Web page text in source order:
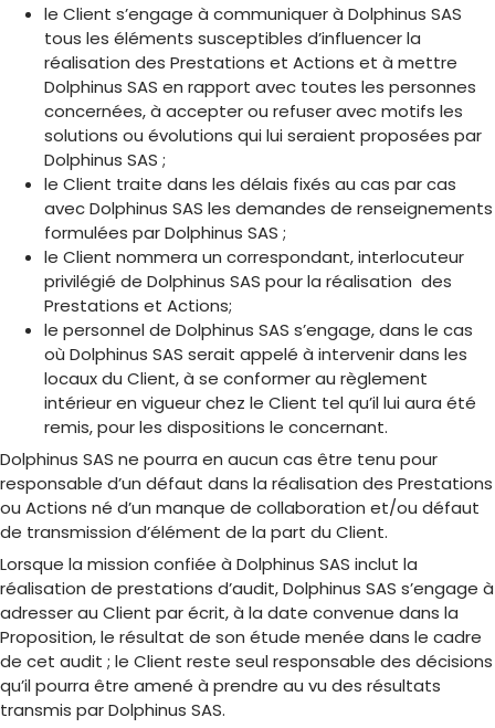
le Client s’engage à communiquer à Dolphinus SAS
tous les éléments susceptibles d’influencer la
réalisation des Prestations et Actions et à mettre
Dolphinus SAS en rapport avec toutes les personnes
concernées, à accepter ou refuser avec motifs les
solutions ou évolutions qui lui seraient proposées par
Dolphinus SAS ;
le Client traite dans les délais fixés au cas par cas
avec Dolphinus SAS les demandes de renseignements
formulées par Dolphinus SAS ;
le Client nommera un correspondant, interlocuteur
privilégié de Dolphinus SAS pour la réalisation des
Prestations et Actions;
le personnel de Dolphinus SAS s’engage, dans le cas
où Dolphinus SAS serait appelé à intervenir dans les
locaux du Client, à se conformer au règlement
intérieur en vigueur chez le Client tel qu’il lui aura été
remis, pour les dispositions le concernant.
Dolphinus SAS ne pourra en aucun cas être tenu pour
responsable d’un défaut dans la réalisation des Prestations
ou Actions né d’un manque de collaboration et/ou défaut
de transmission d’élément de la part du Client.
Lorsque la mission confiée à Dolphinus SAS inclut la
réalisation de prestations d’audit, Dolphinus SAS s’engage à
adresser au Client par écrit, à la date convenue dans la
Proposition, le résultat de son étude menée dans le cadre
de cet audit ; le Client reste seul responsable des décisions
qu’il pourra être amené à prendre au vu des résultats
transmis par Dolphinus SAS.